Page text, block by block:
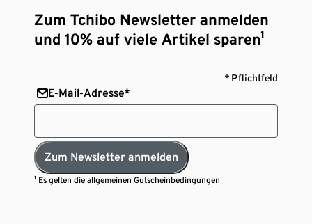
Zum Tchibo Newsletter anmelden
und 10% auf viele Artikel sparen¹
* Pflichtfeld
E-Mail-Adresse*
Zum Newsletter anmelden
¹ Es gelten dieallgemeinen Gutscheinbedingungen